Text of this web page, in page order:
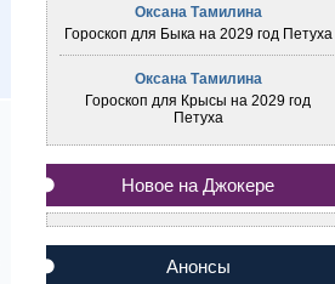
Оксана Тамилина
Гороскоп для Быка на 2029 год Петуха
Оксана Тамилина
Гороскоп для Крысы на 2029 год
Петуха
Новое на Джокере
Анонсы